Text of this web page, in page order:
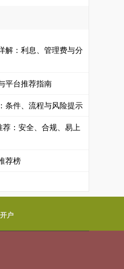
解：利息、管理费与分
平台推荐指南
条件、流程与风险提示
：安全、合规、易上
荐榜
户